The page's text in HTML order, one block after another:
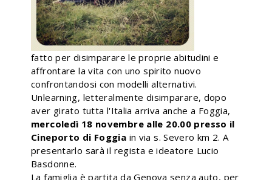
fatto per disimparare le proprie abitudini e
affrontare la vita con uno spirito nuovo
confrontandosi con modelli alternativi.
Unlearning, letteralmente disimparare, dopo
aver girato tutta l'Italia arriva anche a Foggia,
mercoledì 18 novembre alle 20.00 presso il
Cineporto di Foggia in via s. Severo km 2. A
presentarlo sarà il regista e ideatore Lucio
Basdonne.
La famiglia è partita da Genova senza auto, per